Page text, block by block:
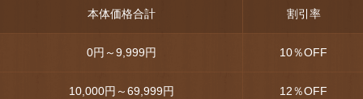
本体価格合計 割引率
0円～9,999円 10％OFF
10,000円～69,999円 12％OFF